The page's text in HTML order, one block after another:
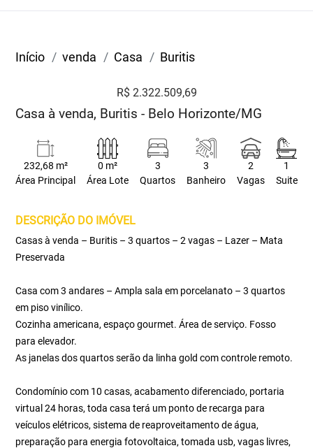
Início venda Casa Buritis
R$ 2.322.509,69
Casa à venda, Buritis - Belo Horizonte/MG
232,68 m²
Área Principal
0 m²
Área Lote
3
Quartos
3
Banheiro
2
Vagas
1
Suite
DESCRIÇÃO DO IMÓVEL
Casas à venda – Buritis – 3 quartos – 2 vagas – Lazer – Mata
Preservada
Casa com 3 andares – Ampla sala em porcelanato – 3 quartos
em piso vinílico.
Cozinha americana, espaço gourmet. Área de serviço. Fosso
para elevador.
As janelas dos quartos serão da linha gold com controle remoto.
Condomínio com 10 casas, acabamento diferenciado, portaria
virtual 24 horas, toda casa terá um ponto de recarga para
veículos elétricos, sistema de reaproveitamento de água,
preparação para energia fotovoltaica, tomada usb, vagas livres,